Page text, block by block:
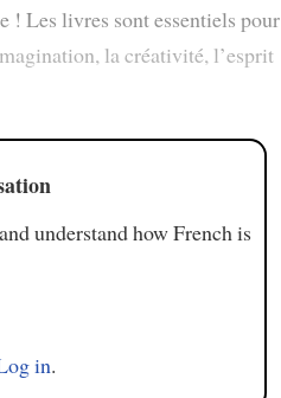
! Les livres sont essentiels pour
la créativité, l’esprit
understand how French is
in.